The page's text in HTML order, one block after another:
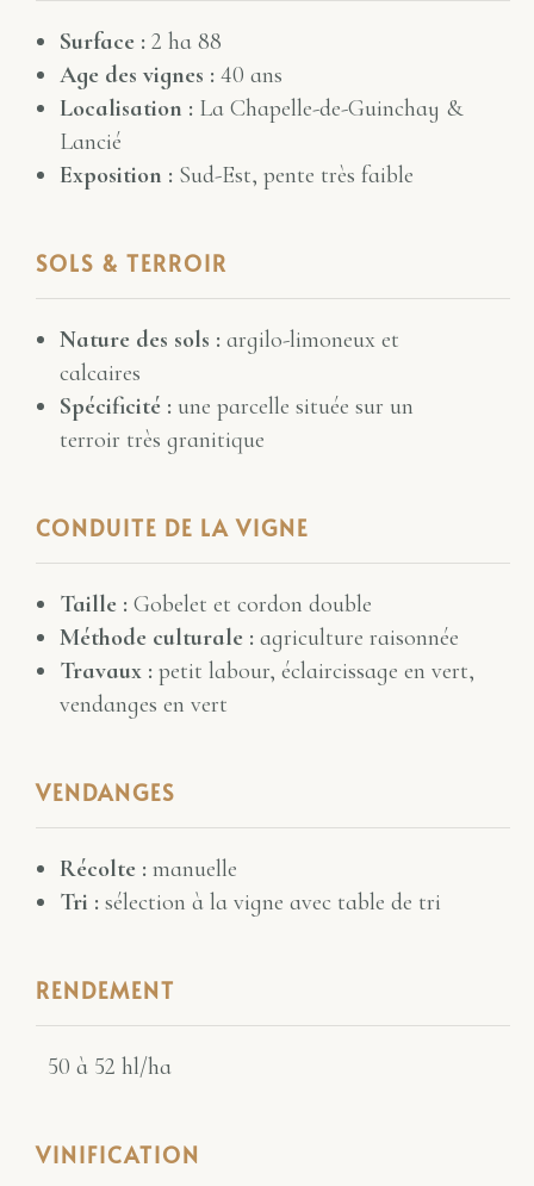
Surface : 2 ha 88
Age des vignes : 40 ans
Localisation : La Chapelle-de-Guinchay &
Lancié
Exposition : Sud-Est, pente très faible
SOLS & TERROIR
Nature des sols : argilo-limoneux et
calcaires
Spécificité : une parcelle située sur un
terroir très granitique
CONDUITE DE LA VIGNE
Taille : Gobelet et cordon double
Méthode culturale : agriculture raisonnée
Travaux : petit labour, éclaircissage en vert,
vendanges en vert
VENDANGES
Récolte : manuelle
Tri : sélection à la vigne avec table de tri
RENDEMENT
50 à 52 hl/ha
VINIFICATION